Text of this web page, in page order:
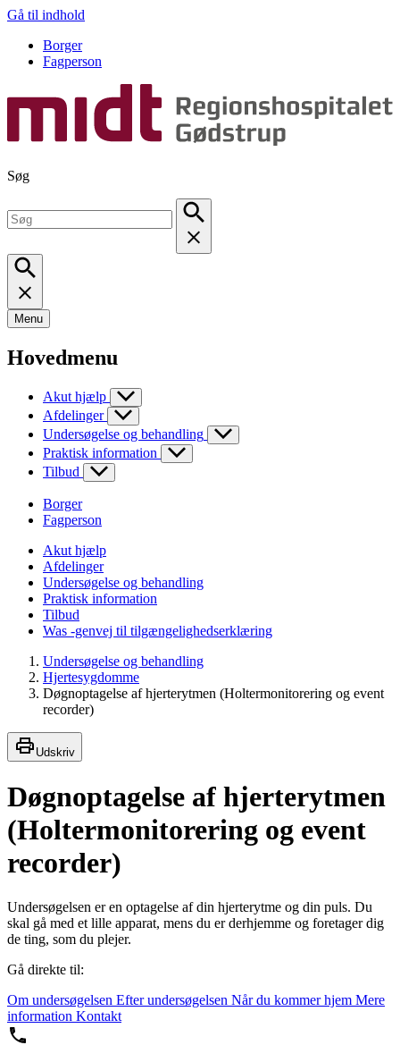
Gå til indhold
Borger
Fagperson
Søg
Menu
Hovedmenu
Akut hjælp
Afdelinger
Undersøgelse og behandling
Praktisk information
Tilbud
Borger
Fagperson
Akut hjælp
Afdelinger
Undersøgelse og behandling
Praktisk information
Tilbud
Was -genvej til tilgængelighedserklæring
Undersøgelse og behandling
Hjertesygdomme
Døgnoptagelse af hjerterytmen (Holtermonitorering og event
recorder)
Udskriv
Døgnoptagelse af hjerterytmen
(Holtermonitorering og event
recorder)
Undersøgelsen er en optagelse af din hjerterytme og din puls. Du
skal gå med et lille apparat, mens du er derhjemme og foretager dig
de ting, som du plejer.
Gå direkte til:
Om undersøgelsen Efter undersøgelsen Når du kommer hjem Mere
information Kontakt